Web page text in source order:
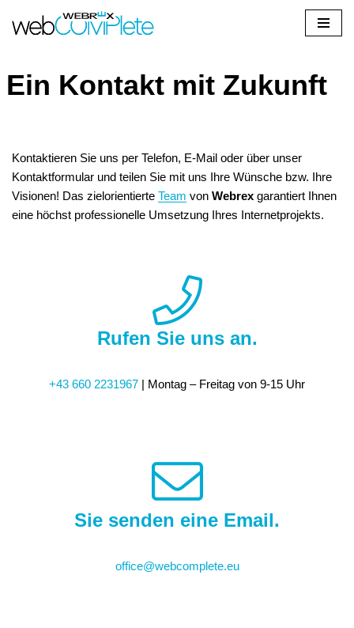
springen
Ein Kontakt mit Zukunft
Kontaktieren Sie uns per Telefon, E-Mail oder über unser
Kontaktformular und teilen Sie mit uns Ihre Wünsche bzw. Ihre
Visionen! Das zielorientierte Team von Webrex garantiert Ihnen
eine höchst professionelle Umsetzung Ihres Internetprojekts.
Rufen Sie uns an.
+43 660 2231967 | Montag – Freitag von 9-15 Uhr
Sie senden eine Email.
office@webcomplete.eu